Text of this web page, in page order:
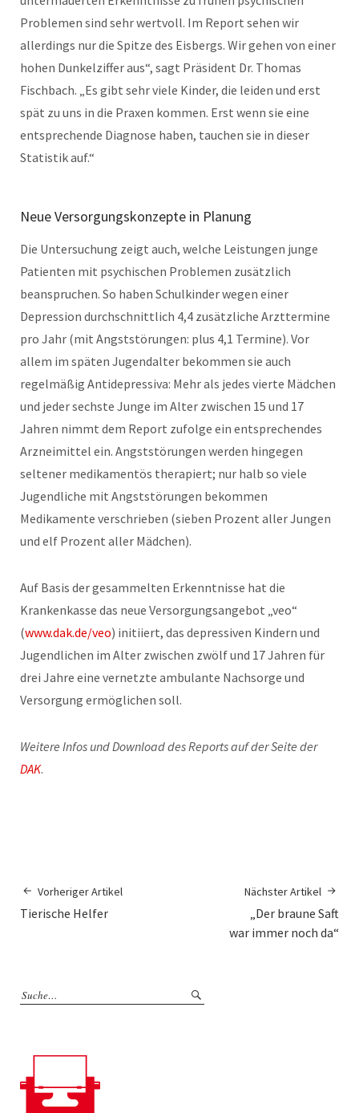
Problemen sind sehr wertvoll. Im Report sehen wir
allerdings nur die Spitze des Eisbergs. Wir gehen von einer
hohen Dunkelziffer aus“, sagt Präsident Dr. Thomas
Fischbach. „Es gibt sehr viele Kinder, die leiden und erst
spät zu uns in die Praxen kommen. Erst wenn sie eine
entsprechende Diagnose haben, tauchen sie in dieser
Statistik auf.“
Neue Versorgungskonzepte in Planung
Die Untersuchung zeigt auch, welche Leistungen junge
Patienten mit psychischen Problemen zusätzlich
beanspruchen. So haben Schulkinder wegen einer
Depression durchschnittlich 4,4 zusätzliche Arzttermine
pro Jahr (mit Angststörungen: plus 4,1 Termine). Vor
allem im späten Jugendalter bekommen sie auch
regelmäßig Antidepressiva: Mehr als jedes vierte Mädchen
und jeder sechste Junge im Alter zwischen 15 und 17
Jahren nimmt dem Report zufolge ein entsprechendes
Arzneimittel ein. Angststörungen werden hingegen
seltener medikamentös therapiert; nur halb so viele
Jugendliche mit Angststörungen bekommen
Medikamente verschrieben (sieben Prozent aller Jungen
und elf Prozent aller Mädchen).
Auf Basis der gesammelten Erkenntnisse hat die
Krankenkasse das neue Versorgungsangebot „veo“
(www.dak.de/veo) initiiert, das depressiven Kindern und
Jugendlichen im Alter zwischen zwölf und 17 Jahren für
drei Jahre eine vernetzte ambulante Nachsorge und
Versorgung ermöglichen soll.
Weitere Infos und Download des Reports auf der Seite der
DAK.
Vorheriger Artikel
Tierische Helfer
Nächster Artikel
„Der braune Saft
war immer noch da“